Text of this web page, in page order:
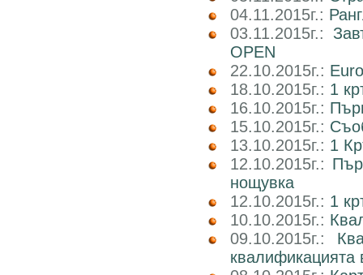
04.11.2015г.:
03.11.2015г.:
OPEN
22.10.2015г.:
18.10.2015г.: 1
16.10.2015г.:
15.10.2015г.:
13.10.2015г.: 1
12.10.2015г.:
нощувка
12.10.2015г.: 1
10.10.2015г.:
09.10.2015г.:
квалификацията